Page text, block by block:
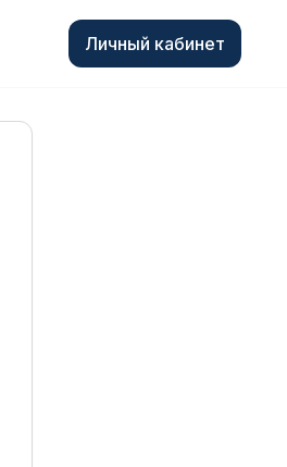
Личный кабинет